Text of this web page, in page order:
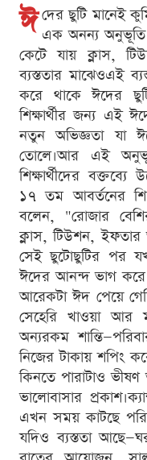
ঈ দের ছুটি মানেই
এক অনন্য
কেটে যায় ক্লাস,
ব্যস্ততার মাঝেওএই
করে থাকে ঈদের
শিক্ষার্থীর জন্য এই
নতুন অভিজ্ঞতা যা
তোলে।আর এই
শিক্ষার্থীদের
১৭ তম আবর্তনের
বলেন, "রোজার
ক্লাস, টিউশন,
সেই ছুটোছুটির পর
ঈদের আনন্দ ভাগ
আরেকটা ঈদ পেয়ে
সেহেরি খাওয়া আর
অন্যরকম
নিজের টাকায় শপিং
কিনতে পারাটাও
ভালোবাসার
এখন সময় কাটছে
যদিও ব্যস্ততা